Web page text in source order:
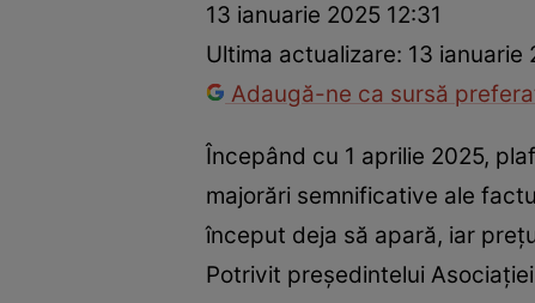
13 ianuarie 2025 12:31
Ultima actualizare: 13 ianuarie
Adaugă-ne ca sursă
Începând cu 1 aprilie 2025,
majorări semnificative ale
început deja să apară, iar
Potrivit președintelui